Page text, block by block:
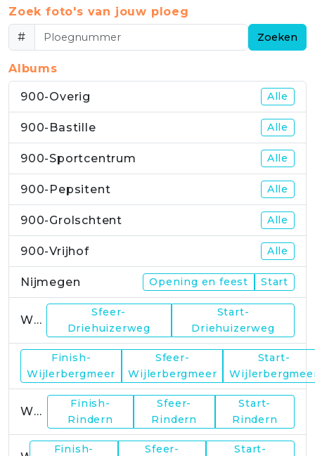
Zoek foto's van jouw ploeg
#
Zoeken
Albums
900-Overig Alle
900-Bastille Alle
900-Sportcentrum Alle
900-Pepsitent Alle
900-Grolschtent Alle
900-Vrijhof Alle
Nijmegen Opening en feest Start
WP1
Sfeer-
Driehuizerweg
Start-
Driehuizerweg
Finish-
Wijlerbergmeer
Sfeer-
Wijlerbergmeer
Start-
WP4
Finish-
Rindern
Sfeer-
Rindern
Start-
Rindern
Finish-
Sfeer-
Start-